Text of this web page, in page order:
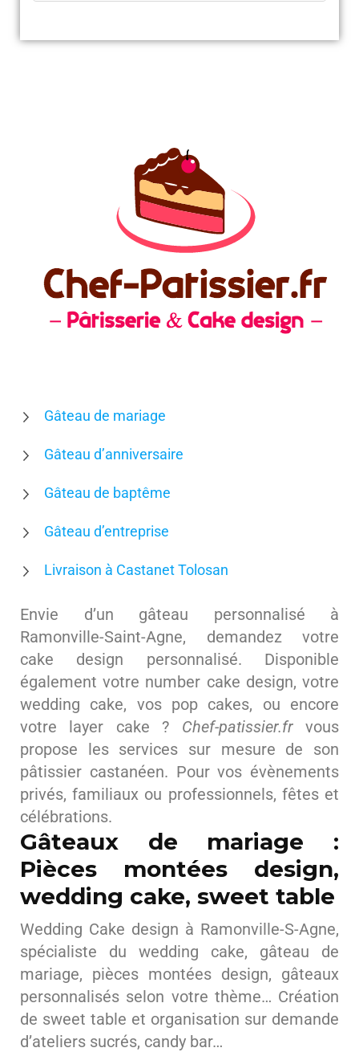
Gâteau de mariage
Gâteau d’anniversaire
Gâteau de baptême
Gâteau d’entreprise
Livraison à Castanet Tolosan
Envie d’un gâteau personnalisé à
Ramonville-Saint-Agne, demandez votre
cake design personnalisé. Disponible
également votre number cake design, votre
wedding cake, vos pop cakes, ou encore
votre layer cake ? Chef-patissier.frvous
propose les services sur mesure de son
pâtissier castanéen. Pour vos évènements
privés, familiaux ou professionnels, fêtes et
célébrations.
Gâteaux de mariage :
Pièces montées design,
wedding cake, sweet table
Wedding Cake design à Ramonville-S-Agne,
spécialiste du wedding cake, gâteau de
mariage, pièces montées design, gâteaux
personnalisés selon votre thème… Création
de sweet table et organisation sur demande
d’ateliers sucrés, candy bar…